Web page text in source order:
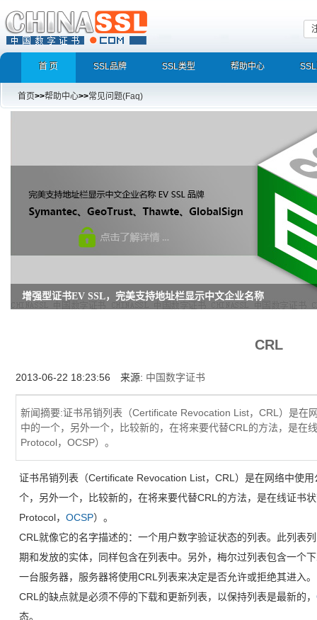
首 页 SSL品牌 SSL类型 帮助中心
首页>>帮助中心>>常见问题(Faq)
增强型证书EV SSL，完美支持地址栏显示中文企业名称
CRL
2013-06-22 18:23:56 来源: 中国数字证书
新闻摘要:证书吊销列表（Certificate Revocation List，CRL）是在
中的一个，另外一个，比较新的，在将来要代替CRL的方法，是在
Protocol，OCSP）。
证书吊销列表（Certificate Revocation List，CRL）是在网络中使
个，另外一个，比较新的，在将来要代替CRL的方法，是在线证书
Protocol，OCSP）。
CRL就像它的名字描述的：一个用户数字验证状态的列表。此列表
期和发放的实体，同样包含在列表中。另外，梅尔过列表包含一个
一台服务器，服务器将使用CRL列表来决定是否允许或拒绝其进入。
CRL的缺点就是必须不停的下载和更新列表，以保持列表是最新的，
态。